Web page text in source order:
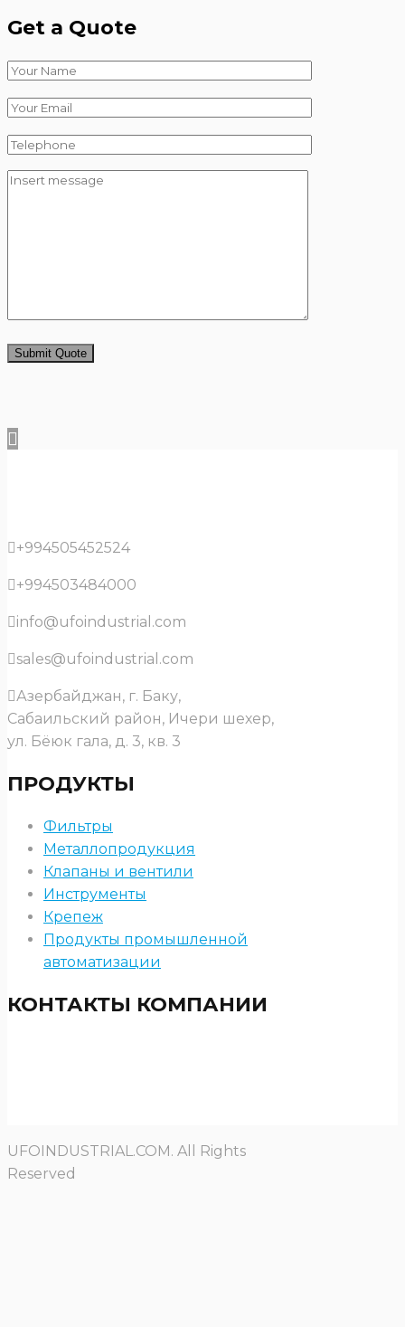
Get a Quote
Submit Quote
+994505452524
+994503484000
info@ufoindustrial.com
sales@ufoindustrial.com
Азербайджан, г. Баку,
Сабаильский район, Ичери шехер,
ул. Бёюк гала, д. 3, кв. 3
ПРОДУКТЫ
Фильтры
Металлопродукция
Клапаны и вентили
Инструменты
Крепеж
Продукты промышленной
автоматизации
КОНТАКТЫ КОМПАНИИ
UFOINDUSTRIAL.COM. All Rights
Reserved